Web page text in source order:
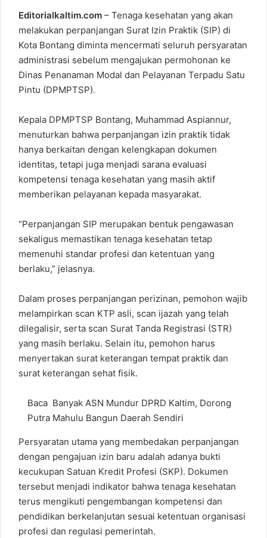
Editorialkaltim.com – Tenaga kesehatan yang akan
melakukan perpanjangan Surat Izin Praktik (SIP) di
Kota Bontang diminta mencermati seluruh persyaratan
administrasi sebelum mengajukan permohonan ke
Dinas Penanaman Modal dan Pelayanan Terpadu Satu
Pintu (DPMPTSP).
Kepala DPMPTSP Bontang, Muhammad Aspiannur,
menuturkan bahwa perpanjangan izin praktik tidak
hanya berkaitan dengan kelengkapan dokumen
identitas, tetapi juga menjadi sarana evaluasi
kompetensi tenaga kesehatan yang masih aktif
memberikan pelayanan kepada masyarakat.
“Perpanjangan SIP merupakan bentuk pengawasan
sekaligus memastikan tenaga kesehatan tetap
memenuhi standar profesi dan ketentuan yang
berlaku,” jelasnya.
Dalam proses perpanjangan perizinan, pemohon wajib
melampirkan scan KTP asli, scan ijazah yang telah
dilegalisir, serta scan Surat Tanda Registrasi (STR)
yang masih berlaku. Selain itu, pemohon harus
menyertakan surat keterangan tempat praktik dan
surat keterangan sehat fisik.
Baca Banyak ASN Mundur DPRD Kaltim, Dorong
Putra Mahulu Bangun Daerah Sendiri
Persyaratan utama yang membedakan perpanjangan
dengan pengajuan izin baru adalah adanya bukti
kecukupan Satuan Kredit Profesi (SKP). Dokumen
tersebut menjadi indikator bahwa tenaga kesehatan
terus mengikuti pengembangan kompetensi dan
pendidikan berkelanjutan sesuai ketentuan organisasi
profesi dan regulasi pemerintah.